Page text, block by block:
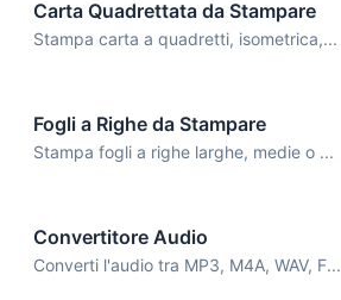
Carta Quadrettata da Stampare
Stampa carta a quadretti, isometrica,...
Fogli a Righe da Stampare
Stampa fogli a righe larghe, medie o ...
Convertitore Audio
Converti l'audio tra MP3, M4A, WAV, F...